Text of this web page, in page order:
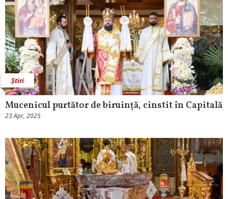
Știri
Mucenicul purtător de biruință, cinstit în Capitală
23 Apr, 2025